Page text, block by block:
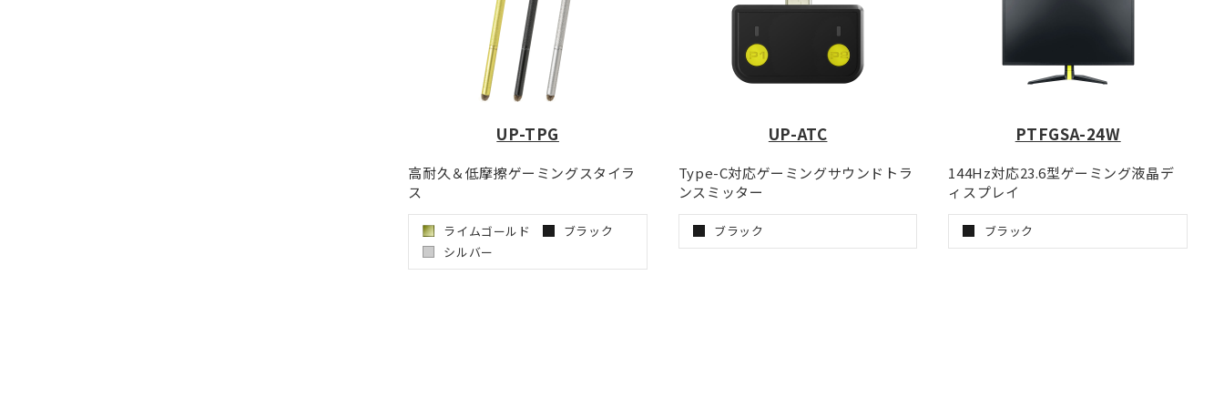
UP-TPG
高耐久＆低摩擦ゲーミングスタイラ
ス
ライムゴールド
ブラック
シルバー
UP-ATC
Type-C対応ゲーミングサウンドトラ
ンスミッター
ブラック
PTFGSA-24W
144Hz対応23.6型ゲーミング液晶デ
ィスプレイ
ブラック